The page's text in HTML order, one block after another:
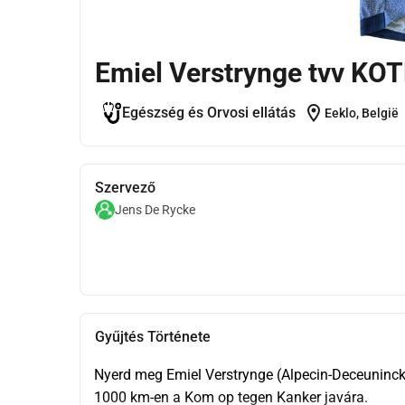
Emiel Verstrynge tvv
Egészség és Orvosi ellátás location_on Eeklo, België
Szervező
Jens De Rycke
Gyűjtés Története
Nyerd meg Emiel Verstrynge (Alpecin-
1000 km-en a Kom op tegen Kanker javára.